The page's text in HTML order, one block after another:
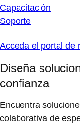
Capacitación
Soporte
Acceda el portal de
Diseña
confianza
Encuentra
colaborativa de